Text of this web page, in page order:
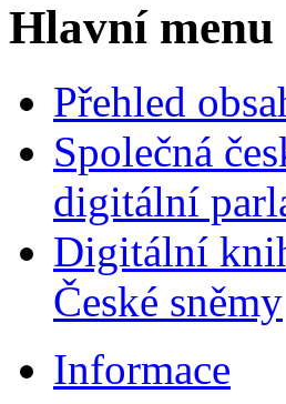
Hlavní menu
Přehled
Společná
digitální
Digitální
České sněmy
Informace